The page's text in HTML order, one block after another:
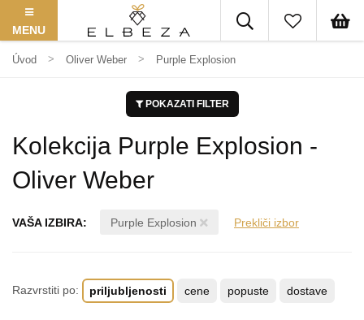
MENU
Úvod Oliver Weber Purple Explosion
POKAZATI FILTER
Kolekcija Purple Explosion -
Oliver Weber
VAŠA IZBIRA: Purple Explosion Prekliči izbor
Razvrstiti po: priljubljenosti cene popuste dostave